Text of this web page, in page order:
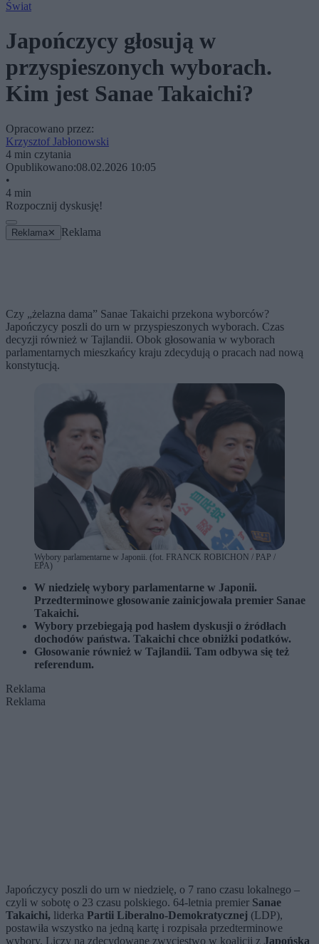
Świat
Japończycy głosują w
przyspieszonych wyborach.
Kim jest Sanae Takaichi?
Opracowano przez:
Krzysztof Jabłonowski
4 min czytania
Opublikowano:08.02.2026 10:05
•
4 min
Rozpocznij dyskusję!
Reklama ✕ Reklama
Czy „żelazna dama” Sanae Takaichi przekona wyborców?
Japończycy poszli do urn w przyspieszonych wyborach. Czas
decyzji również w Tajlandii. Obok głosowania w wyborach
parlamentarnych mieszkańcy kraju zdecydują o pracach nad nową
konstytucją.
Wybory parlamentarne w Japonii. (fot. FRANCK ROBICHON / PAP /
EPA)
W niedzielę wybory parlamentarne w Japonii.
Przedterminowe głosowanie zainicjowała premier Sanae
Takaichi.
Wybory przebiegają pod hasłem dyskusji o źródłach
dochodów państwa. Takaichi chce obniżki podatków.
Głosowanie również w Tajlandii. Tam odbywa się też
referendum.
Reklama
Reklama
Japończycy poszli do urn w niedzielę, o 7 rano czasu lokalnego –
czyli w sobotę o 23 czasu polskiego. 64-letnia premier Sanae
Takaichi, liderka Partii Liberalno-Demokratycznej (LDP),
postawiła wszystko na jedną kartę i rozpisała przedterminowe
wybory. Liczy na zdecydowane zwycięstwo w koalicji z Japońską